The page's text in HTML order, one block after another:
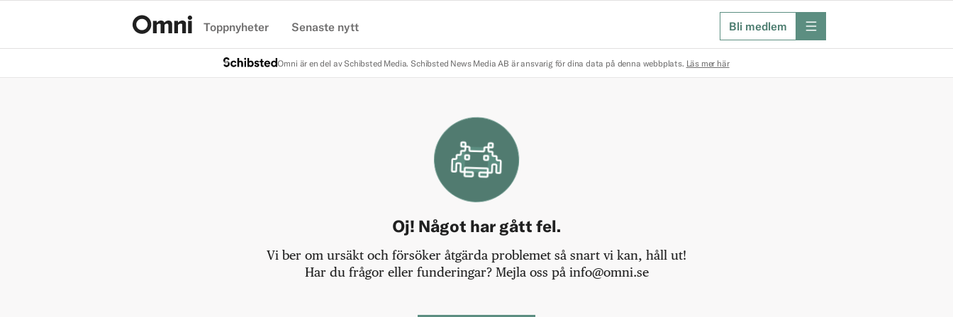
Toppnyheter Senaste nytt Bli medlem meny
Omni är en del av Schibsted Media. Schibsted News Media AB är ansvarig för dina data på denna webbplats. Läs mer här
Oj! Något har gått fel.
Vi ber om ursäkt och försöker åtgärda problemet så snart vi kan, håll ut!
Har du frågor eller funderingar? Mejla oss på info@omni.se